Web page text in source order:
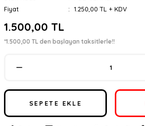
Fiyat
1.250,00 TL + KDV
1.500,00 TL
*1.500,00 TL den başlayan taksitlerle!!
SEPETE EKLE